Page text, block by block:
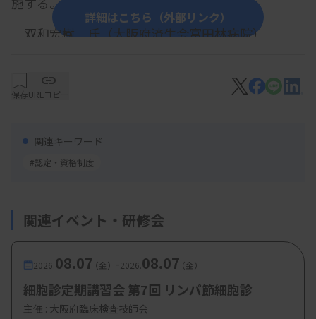
双和宏樹 氏（大阪府済生会富田林病院）
【参加費・定員など】
・定 員：60名（先着順）
詳細はこちら（外部リンク）
保存URLコピー
関連キーワード
#認定・資格制度
関連イベント・研修会
2026. 08.07（金） -2026. 08.07（金）
細胞診定期講習会 第7回 リンパ節細胞診
主催 : 大阪府臨床検査技師会